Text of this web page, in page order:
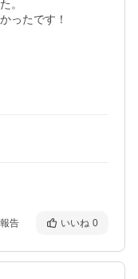
。
ったです！
告 いいね 0